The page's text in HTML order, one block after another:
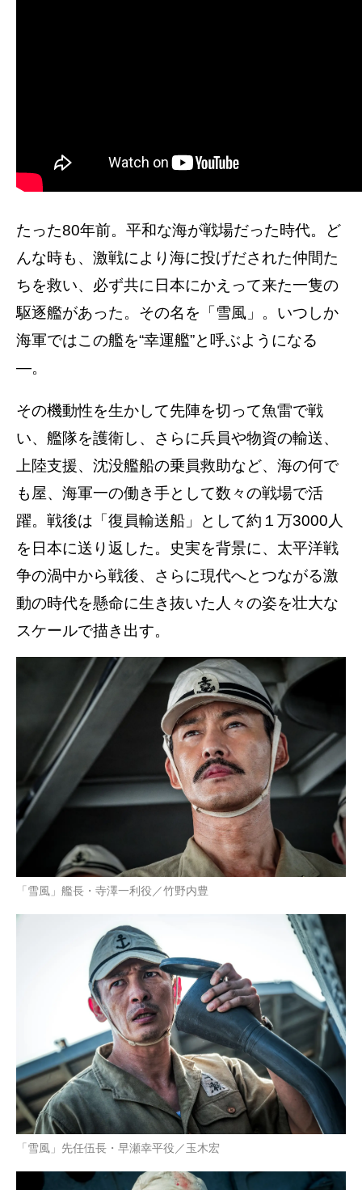
たった80年前。平和な海が戦場だった時代。ど
んな時も、激戦により海に投げだされた仲間た
ちを救い、必ず共に日本にかえって来た一隻の
駆逐艦があった。その名を「雪風」。いつしか
海軍ではこの艦を“幸運艦”と呼ぶようになる
―。
その機動性を生かして先陣を切って魚雷で戦
い、艦隊を護衛し、さらに兵員や物資の輸送、
上陸支援、沈没艦船の乗員救助など、海の何で
も屋、海軍一の働き手として数々の戦場で活
躍。戦後は「復員輸送船」として約１万3000人
を日本に送り返した。史実を背景に、太平洋戦
争の渦中から戦後、さらに現代へとつながる激
動の時代を懸命に生き抜いた人々の姿を壮大な
スケールで描き出す。
「雪風」艦長・寺澤一利役／竹野内豊
「雪風」先任伍長・早瀬幸平役／玉木宏